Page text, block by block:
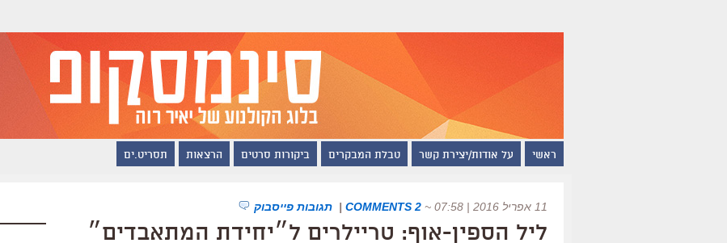
ראשי על אודות/יצירת קשר טבלת המבקרים ביקורות סרטים הרצאות תסריט.ים
11 אפריל 2016 | 07:58 ~
2 COMMENTS
| תגובות פייסבוק
ליל הספין-אוף: טריילרים ל״יחידת המתאבדים״